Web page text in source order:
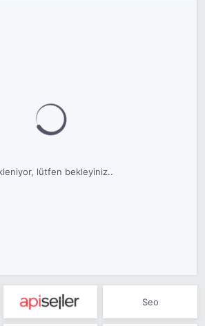
lütfen bekleyiniz..
Seo